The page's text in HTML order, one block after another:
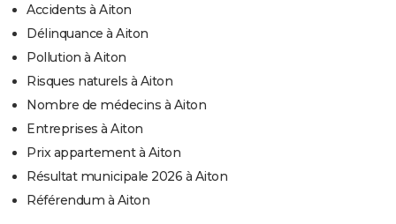
Accidents à Aiton
Délinquance à Aiton
Pollution à Aiton
Risques naturels à Aiton
Nombre de médecins à Aiton
Entreprises à Aiton
Prix appartement à Aiton
Résultat municipale 2026 à Aiton
Référendum à Aiton